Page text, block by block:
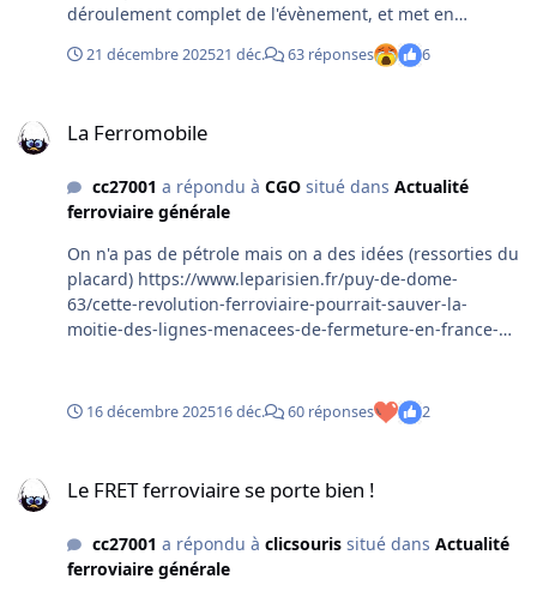
déroulement complet de l'évènement, et met en
exergue un certain nombre de dysfonctionnements et
d'irrégularités de procédures dans les méandres
21 décembre 202521 déc. 63 réponses 6
La Ferromobile
cc27001 a répondu à CGOsitué dans Actualité
ferroviaire générale
On n'a pas de pétrole mais on a des idées (ressorties du
placard) https://www.leparisien.fr/puy-de-dome-
63/cette-revolution-ferroviaire-pourrait-sauver-la-
moitie-des-lignes-menacees-de-fermeture-en-france-
16 décembre 202516 déc. 60 réponses 2
Le FRET ferroviaire se porte bien !
cc27001 a répondu à clicsourissitué dans Actualité
ferroviaire générale